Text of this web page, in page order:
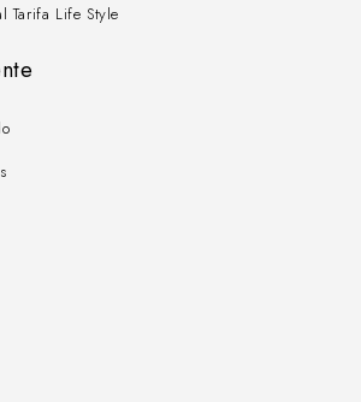
Tarifa Life Style